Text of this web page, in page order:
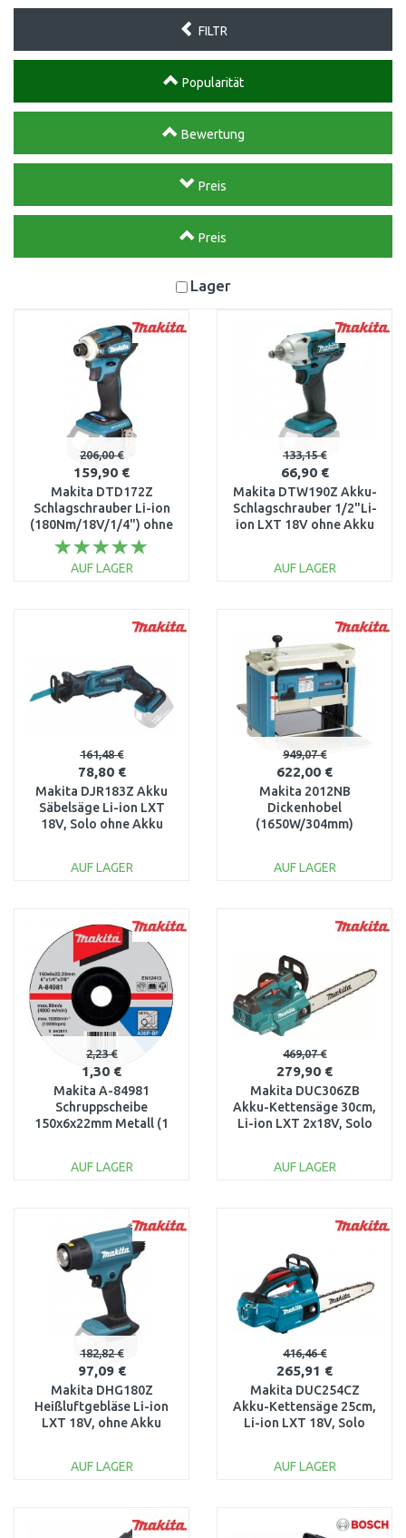
FILTR
Popularität
Bewertung
Preis
Preis
Lager
206,00 €
159,90 €
Makita DTD172Z
Schlagschrauber Li-ion
(180Nm/18V/1/4") ohne
akku
AUF LAGER
133,15 €
66,90 €
Makita DTW190Z Akku-
Schlagschrauber 1/2"Li-
ion LXT 18V ohne Akku
AUF LAGER
Vergleichen
161,48 €
78,80 €
Makita DJR183Z Akku
Säbelsäge Li-ion LXT
18V, Solo ohne Akku
AUF LAGER
Vergleichen
949,07 €
622,00 €
Makita 2012NB
Dickenhobel
(1650W/304mm)
AUF LAGER
2,23 €
1,30 €
Makita A-84981
Schruppscheibe
150x6x22mm Metall (1
AUF LAGER
Vergleichen
469,07 €
279,90 €
Makita DUC306ZB
Akku-Kettensäge 30cm,
Li-ion LXT 2x18V, Solo
AUF LAGER
182,82 €
97,09 €
Makita DHG180Z
Heißluftgebläse Li-ion
LXT 18V, ohne Akku
AUF LAGER
416,46 €
265,91 €
Makita DUC254CZ
Akku-Kettensäge 25cm,
Li-ion LXT 18V, Solo
AUF LAGER